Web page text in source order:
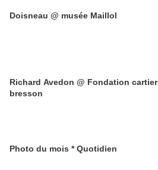
Doisneau @ musée Maillol
Richard Avedon @ Fondation cartier
bresson
Photo du mois * Quotidien